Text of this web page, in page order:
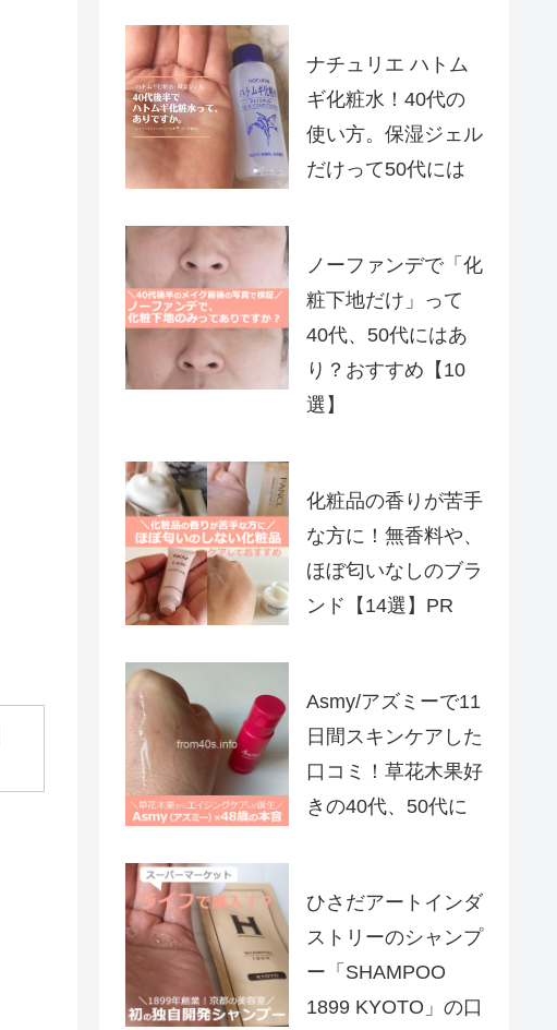
ナチュリエ ハトム
ギ化粧水！40代の
使い方。保湿ジェル
だけって50代には
ノーファンデで「化
粧下地だけ」って
40代、50代にはあ
り？おすすめ【10
選】
化粧品の香りが苦手
な方に！無香料や、
ほぼ匂いなしのブラ
ンド【14選】PR
Asmy/アズミーで11
日間スキンケアした
口コミ！草花木果好
きの40代、50代に
ひさだアートインダ
ストリーのシャンプ
ー「SHAMPOO
1899 KYOTO」の口